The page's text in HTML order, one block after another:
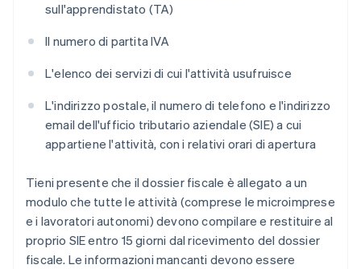
sull'apprendistato (TA)
Il numero di partita IVA
L'elenco dei servizi di cui l'attività usufruisce
L'indirizzo postale, il numero di telefono e l'indirizzo
email dell'ufficio tributario aziendale (SIE) a cui
appartiene l'attività, con i relativi orari di apertura
Tieni presente che il dossier fiscale è allegato a un
modulo che tutte le attività (comprese le microimprese
e i lavoratori autonomi) devono compilare e restituire al
proprio SIE entro 15 giorni dal ricevimento del dossier
fiscale. Le informazioni mancanti devono essere